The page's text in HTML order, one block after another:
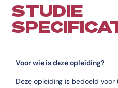
De opleiding Management wordt
STUDIE
Voor wie is deze opleiding?
Deze opleiding is bedoeld voor